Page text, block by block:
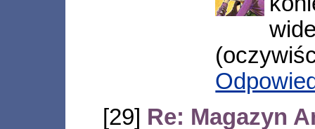
[29] Re: Magazyn